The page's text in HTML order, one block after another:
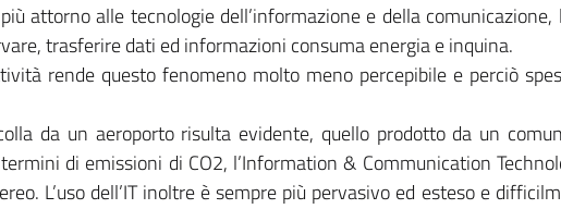
attorno alle tecnologie dell’informazione e della comunicazione,
trasferire dati ed informazioni consuma energia e inquina.
rende questo fenomeno molto meno percepibile e perciò
da un aeroporto risulta evidente, quello prodotto da un
di emissioni di CO2, l’Information & Communication
L’uso dell’IT inoltre è sempre più pervasivo ed esteso e